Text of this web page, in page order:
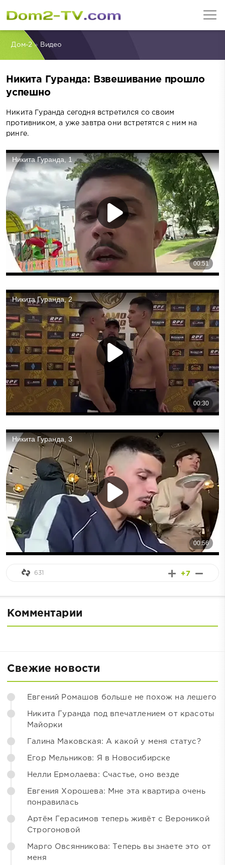
Дом-2» Видео
Никита Гуранда: Взвешивание прошло
успешно
Никита Гуранда сегодня встретился со своим
противником, а уже завтра они встретятся с ним на
ринге.
+7
631
Комментарии
Свежие новости
Евгений Ромашов больше не похож на лешего
Никита Гуранда под впечатлением от красоты
Майорки
Галина Маковская: А какой у меня статус?
Егор Мельников: Я в Новосибирске
Нелли Ермолаева: Счастье, оно везде
Евгения Хорошева: Мне эта квартира очень
понравилась
Артём Герасимов теперь живёт с Вероникой
Строгоновой
Марго Овсянникова: Теперь вы знаете это от
меня